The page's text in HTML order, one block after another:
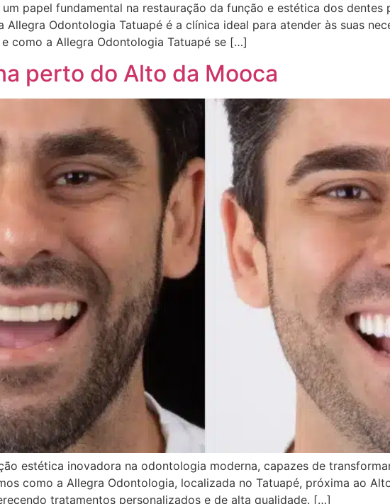
papel fundamental na restauração da função e estética dos
Odontologia Tatuapé é a clínica ideal para atender às suas
como a Allegra Odontologia Tatuapé se […]
perto do Alto da Mooca
estética inovadora na odontologia moderna, capazes de
como a Allegra Odontologia, localizada no Tatuapé, próxima ao
tratamentos personalizados e de alta qualidade. […]